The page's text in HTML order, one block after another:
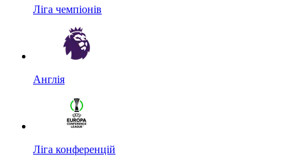
Ліга чемпіонів
Англія
Ліга конференцій